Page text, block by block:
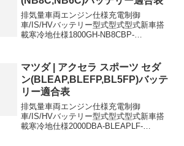
排気量車両エンジン仕様充電制御
車/IS/HVバッテリー型式型式型式新車搭
載寒冷地仕様1800GH-NB8CBP-
S46A24L(S)-1600GF-...
マツダ | アクセラ スポーツ セダ
ン(BLEAP,BLEFP,BL5FP)バッテ
リー適合表
排気量車両エンジン仕様充電制御
車/IS/HVバッテリー型式型式型式新車搭
載寒冷地仕様2000DBA-BLEAPLF-